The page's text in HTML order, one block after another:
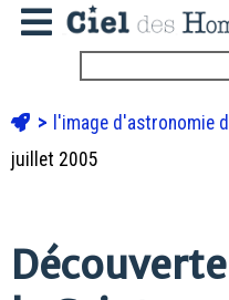
l'image d'astronomie
juillet 2005